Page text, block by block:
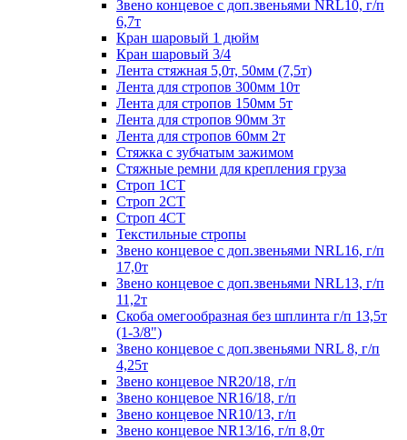
Звено концевое с доп.звеньями NRL10, г/п
6,7т
Кран шаровый 1 дюйм
Кран шаровый 3/4
Лента стяжная 5,0т, 50мм (7,5т)
Лента для стропов 300мм 10т
Лента для стропов 150мм 5т
Лента для стропов 90мм 3т
Лента для стропов 60мм 2т
Стяжка с зубчатым зажимом
Стяжные ремни для крепления груза
Строп 1СТ
Строп 2СТ
Строп 4СТ
Текстильные стропы
Звено концевое с доп.звеньями NRL16, г/п
17,0т
Звено концевое с доп.звеньями NRL13, г/п
11,2т
Скоба омегообразная без шплинта г/п 13,5т
(1-3/8")
Звено концевое с доп.звеньями NRL 8, г/п
4,25т
Звено концевое NR20/18, г/п
Звено концевое NR16/18, г/п
Звено концевое NR10/13, г/п
Звено концевое NR13/16, г/п 8,0т